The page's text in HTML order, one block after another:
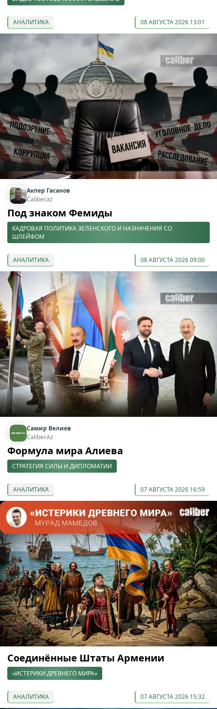
АНАЛИТИКА 08 АВГУСТА 2026 13:01
Акпер Гасанов
Caliber.az
Под знаком Фемиды
КАДРОВАЯ ПОЛИТИКА ЗЕЛЕНСКОГО И НАЗНАЧЕНИЯ СО
ШЛЕЙФОМ
АНАЛИТИКА 08 АВГУСТА 2026 09:00
Самир Велиев
Caliber.Az
Формула мира Алиева
СТРАТЕГИЯ СИЛЫ И ДИПЛОМАТИИ
АНАЛИТИКА 07 АВГУСТА 2026 16:59
Соединённые Штаты Армении
«ИСТЕРИКИ ДРЕВНЕГО МИРА»
АНАЛИТИКА 07 АВГУСТА 2026 15:32